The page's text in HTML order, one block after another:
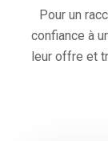
Pour un
confiance à
leur offre et